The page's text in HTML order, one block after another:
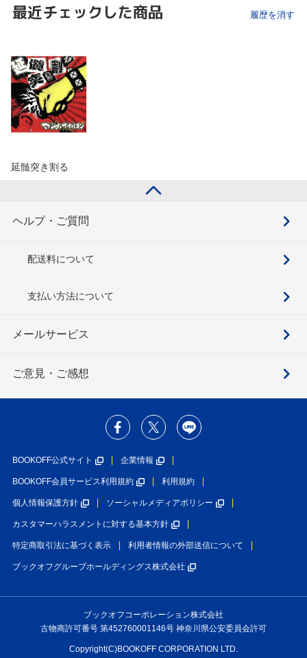
最近チェックした商品 履歴を消す
延髄突き割る
ヘルプ・ご質問
配送料について
支払い方法について
メールサービス
ご意見・ご感想
BOOKOFF公式サイト 企業情報
BOOKOFF会員サービス利用規約 利用規約
個人情報保護方針 ソーシャルメディアポリシー
カスタマーハラスメントに対する基本方針
特定商取引法に基づく表示 利用者情報の外部送信について
ブックオフグループホールディングス株式会社
ブックオフコーポレーション株式会社
古物商許可番号 第452760001146号 神奈川県公安委員会許可
Copyright(C)BOOKOFF CORPORATION LTD.